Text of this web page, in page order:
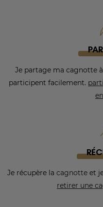
Je partage ma cagnotte
participent facilement.
Je récupère la cagnotte et
retirer une